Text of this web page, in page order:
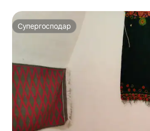
Супергосподар
Супергосподар